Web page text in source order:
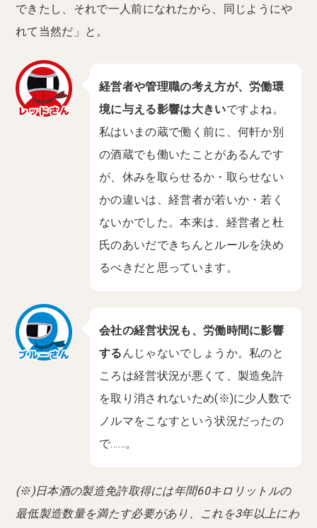
できたし、それで一人前になれたから、同じようにや
れて当然だ」と。
経営者や管理職の考え方が、労働環
境に与える影響は大きいですよね。
私はいまの蔵で働く前に、何軒か別
の酒蔵でも働いたことがあるんです
が、休みを取らせるか・取らせない
かの違いは、経営者が若いか・若く
ないかでした。本来は、経営者と杜
氏のあいだできちんとルールを決め
るべきだと思っています。
会社の経営状況も、労働時間に影響
する んじゃないでしょうか。私のと
ころは経営状況が悪くて、製造免許
を取り消されないため(※)に少人数で
ノルマをこなすという状況だったの
で‪…‬…‬。
(※)日本酒の製造免許取得には年間60キロリットルの
最低製造数量を満たす必要があり、これを3年以上にわ